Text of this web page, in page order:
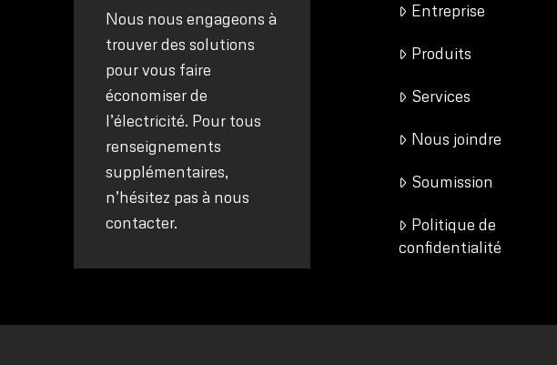
Nous nous engageons à
trouver des solutions
pour vous faire
économiser de
l’électricité. Pour tous
renseignements
supplémentaires,
n’hésitez pas à nous
contacter.
Entreprise
Produits
Services
Nous joindre
Soumission
Politique de
confidentialité